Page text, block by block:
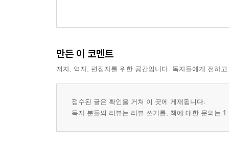
만든 이 코멘트
저자, 역자, 편집자를 위한 공간입니다. 독자들에게 전하
접수된 글은 확인을 거쳐 이 곳에 게재됩니다.
독자 분들의 리뷰는 리뷰 쓰기를, 책에 대한 문의는